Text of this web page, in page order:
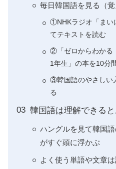
毎日韓国語を見る（覚
①NHKラジオ「まい
てテキストを読む
②「ゼロからわかる
1年生」の本を10分
③韓国語のやさしい
る
韓国語は理解できると
ハングルを見て韓国
がすぐ頭に浮かぶ
よく使う単語や文章